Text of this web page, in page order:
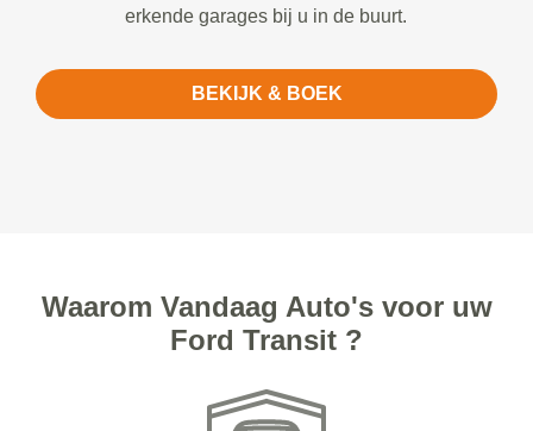
erkende garages bij u in de buurt.
BEKIJK & BOEK
Waarom Vandaag Auto's voor uw
Ford Transit ?